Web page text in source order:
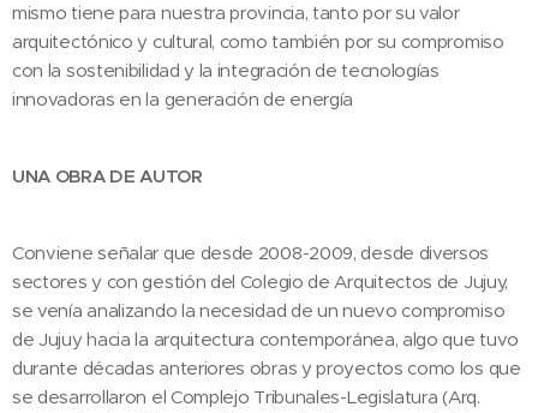
mismo tiene para nuestra provincia, tanto por su valor
arquitectónico y cultural, como también por su compromiso
con la sostenibilidad y la integración de tecnologías
innovadoras en la generación de energía
UNA OBRA DE AUTOR
Conviene señalar que desde 2008-2009, desde diversos
sectores y con gestión del Colegio de Arquitectos de Jujuy,
se venía analizando la necesidad de un nuevo compromiso
de Jujuy hacia la arquitectura contemporánea, algo que tuvo
durante décadas anteriores obras y proyectos como los que
se desarrollaron el Complejo Tribunales-Legislatura (Arq.